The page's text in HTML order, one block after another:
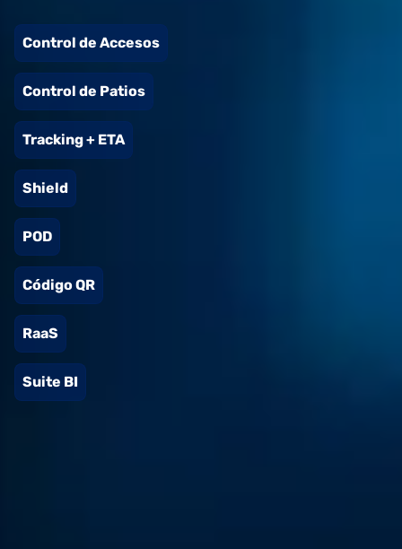
Control de Accesos
Control de Patios
Tracking + ETA
Shield
POD
Código QR
RaaS
Suite BI